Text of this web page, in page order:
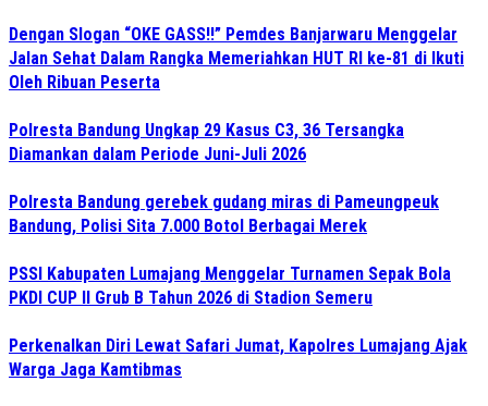
Dengan Slogan “OKE GASS!!” Pemdes Banjarwaru Menggelar
Jalan Sehat Dalam Rangka Memeriahkan HUT RI ke-81 di Ikuti
Oleh Ribuan Peserta
Polresta Bandung Ungkap 29 Kasus C3, 36 Tersangka
Diamankan dalam Periode Juni-Juli 2026
Polresta Bandung gerebek gudang miras di Pameungpeuk
Bandung, Polisi Sita 7.000 Botol Berbagai Merek
PSSI Kabupaten Lumajang Menggelar Turnamen Sepak Bola
PKDI CUP II Grub B Tahun 2026 di Stadion Semeru
Perkenalkan Diri Lewat Safari Jumat, Kapolres Lumajang Ajak
Warga Jaga Kamtibmas